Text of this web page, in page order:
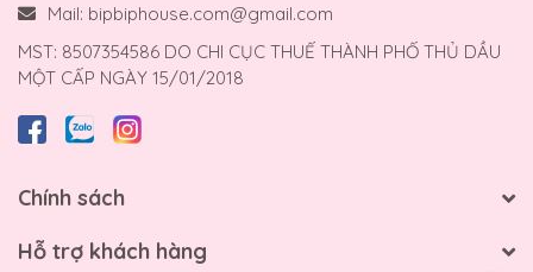
Mail: bipbiphouse.com@gmail.com
MST: 8507354586 DO CHI CỤC THUẾ THÀNH PHỐ THỦ DẦU
MỘT CẤP NGÀY 15/01/2018
Chính sách
Hỗ trợ khách hàng